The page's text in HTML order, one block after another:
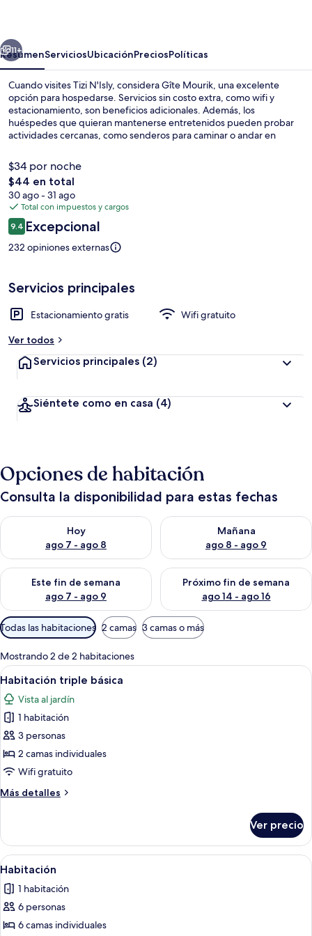
Siguiente
11+
ResumenServiciosUbicaciónPreciosPolíticas
Cuando visites Tizi N'Isly, considera Gîte Mourik, una excelente
opción para hospedarse. Servicios sin costo extra, como wifi y
estacionamiento, son beneficios adicionales. Además, los
huéspedes que quieran mantenerse entretenidos pueden probar
actividades cercanas, como senderos para caminar o andar en
$34 por noche
El
precio
total
es
de
$44
$44 en total
30 ago - 31 ago
Total con impuestos y cargos
Opiniones
9.49.4 de 10,
Excepcional
232 opiniones externas
Servicios principales
Estacionamiento gratis
Wifi gratuito
Ver todos
Servicios principales (2)
Siéntete como en casa (4)
Opciones de habitación
Consulta la disponibilidad para estas fechas
Hoy
ago 7 - ago 8
Consulta la disponibilidad para hoy ago 7 - ago 8
Mañana
ago 8 - ago 9
Consulta la disponibilidad
Este fin de semana
ago 7 - ago 9
Consulta la disponibilidad para este fin de semana ago 7 -
Próximo fin de semana
ago 14 - ago 16
Consulta la disponibilidad
Filtros
disponibles
para
las
habitaciones
Todas las habitaciones 2 camas 3 camas o más
Mostrando 2 de 2 habitaciones
Abrir
todas
las
fotos
de
Habitación
triple
Un dormitorio con una cama de
2
Habitación triple básica
Vista al jardín
1 habitación
3 personas
2 camas individuales
Wifi gratuito
Más detalles
Más
triple
básica
Ver precio
Abrir
todas
las
fotos
de
Habitación de hotel con tres camas,
3
Habitación
1 habitación
6 personas
6 camas individuales